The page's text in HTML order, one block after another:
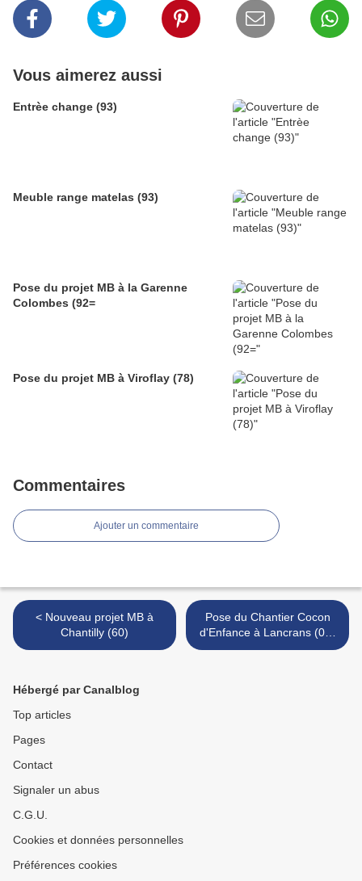
Vous aimerez aussi
Entrèe change (93)
Meuble range matelas (93)
Pose du projet MB à la Garenne
Colombes (92=
Pose du projet MB à Viroflay (78)
Commentaires
Ajouter un commentaire
< Nouveau projet MB à
Chantilly (60)
Pose du Chantier Cocon
d'Enfance à Lancrans (01)
>
Hébergé par Canalblog
Top articles
Pages
Contact
Signaler un abus
C.G.U.
Cookies et données personnelles
Préférences cookies